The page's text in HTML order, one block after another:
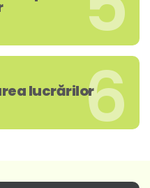
6
lucrărilor